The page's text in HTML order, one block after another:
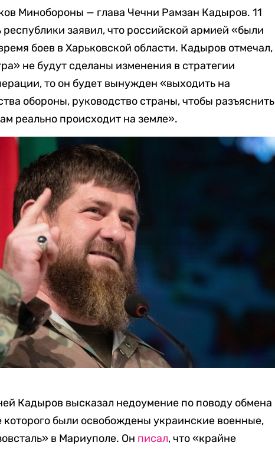
Минобороны — глава Чечни Рамзан Кадыров. 11
республики заявил, что российской армией «были
боев в Харьковской области. Кадыров отмечал,
не будут сделаны изменения в стратегии
то он будет вынужден «выходить на
обороны, руководство страны, чтобы разъяснить
реально происходит на земле».
Кадыров высказал недоумение по поводу обмена
которого были освобождены украинские военные,
в Мариуполе. Он писал, что «крайне